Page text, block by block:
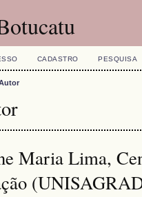
CADASTRO PESQUISA
Maria Lima,